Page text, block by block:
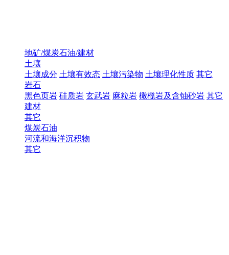
地矿/煤炭石油/建材
土壤
土壤成分 土壤有效态 土壤污染物 土壤理化性质 其它
岩石
黑色页岩 硅质岩 玄武岩 麻粒岩 橄榄岩及含铀砂岩 其它
建材
其它
煤炭石油
河流和海洋沉积物
其它